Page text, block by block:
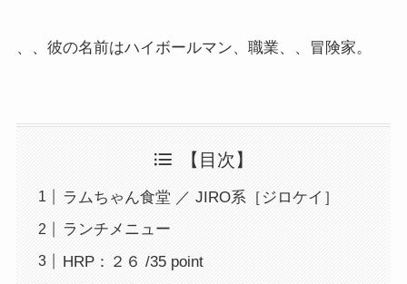
、、彼の名前はハイボールマン、職業、、冒険家。
【目次】
ラムちゃん食堂 ／ JIRO系［ジロケイ］
ランチメニュー
HRP：２６ /35 point